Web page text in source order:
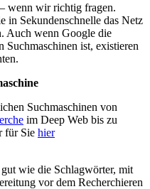
wenn wir richtig fragen.
in Sekundenschnelle das Netz
Auch wenn Google die
Suchmaschinen ist, existieren
Suchmaschinen von
im Deep Web bis zu
für Sie hier
wie die Schlagwörter, mit
vor dem Recherchieren